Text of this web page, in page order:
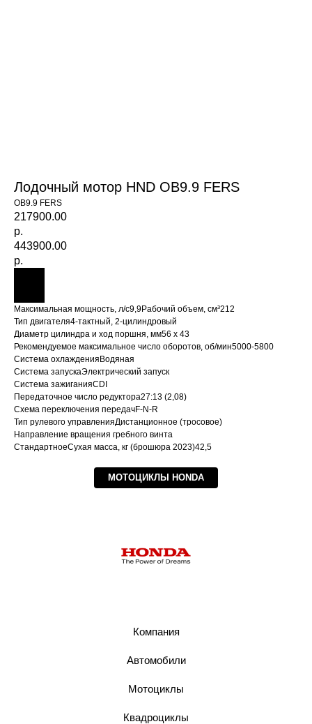
Лодочный мотор HND OB9.9 FERS
OB9.9 FERS
217900.00
р.
443900.00
р.
Максимальная мощность, л/с9,9Рабочий объем, см³212
Тип двигателя4-тактный, 2-цилиндровый
Диаметр цилиндра и ход поршня, мм56 х 43
Рекомендуемое максимальное число оборотов, об/мин5000-5800
Система охлажденияВодяная
Система запускаЭлектрический запуск
Система зажиганияCDI
Передаточное число редуктора27:13 (2,08)
Схема переключения передачF-N-R
Тип рулевого управленияДистанционное (тросовое)
Направление вращения гребного винта
СтандартноеСухая масса, кг (брошюра 2023)42,5
МОТОЦИКЛЫ HONDA
Компания
Автомобили
Мотоциклы
Квадроциклы